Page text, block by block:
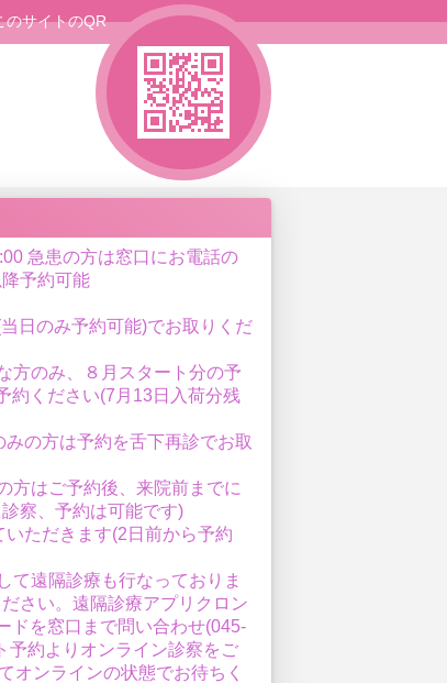
のサイトのQR
急患の方は窓口にお電話の
降予約可能
日のみ予約可能)でお取りくだ
方のみ、８月スタート分の予
約ください(7月13日入荷分残
の方は予約を舌下再診でお取
方はご予約後、来院前までに
察、予約は可能です)
いただきます(2日前から予約
て遠隔診療も行なっておりま
さい。遠隔診療アプリクロン
ドを窓口まで問い合わせ(045-
予約よりオンライン診察をご
オンラインの状態でお待ちく